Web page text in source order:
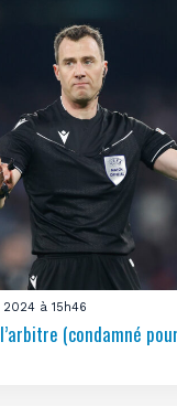
2024 à 15h46
(condamné